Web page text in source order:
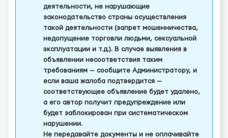
деятельности, не нарушающие
законодательство страны осуществления
такой деятельности (запрет мошенничества,
недопущение торговли людьми, сексуальной
эксплуатации и т.д.). В случае выявления в
объявлении несоответствия таким
требованиям — сообщите Администратору, и
если ваша жалоба подтвердится —
соответствующее объявление будет удалено,
а его автор получит предупреждение или
будет заблокирован при систематическом
нарушении.
Не передавайте документы и не оплачивайте